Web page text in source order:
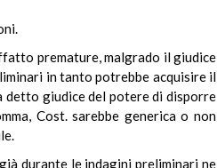
premature, malgrado il giudice
in tanto potrebbe acquisire il
detto giudice del potere di disporre
Cost. sarebbe generica o non
durante le indagini preliminari ne